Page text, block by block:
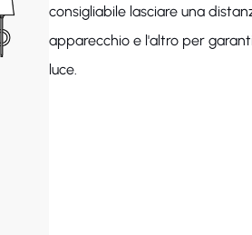
consigliabile lasciare una
apparecchio e l'altro per
luce.